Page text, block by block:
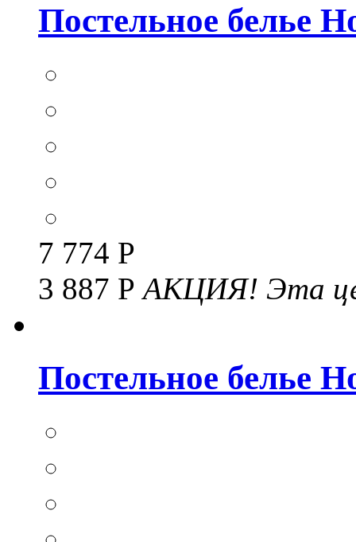
Постельное белье
7 774 Р
3 887 РАКЦИЯ! Эта
Постельное белье